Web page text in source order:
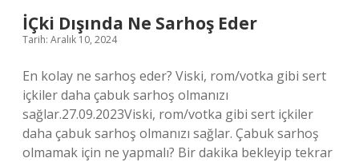
İÇki Dışında Ne Sarhoş Eder
Tarih: Aralık 10, 2024
En kolay ne sarhoş eder? Viski, rom/votka gibi sert
içkiler daha çabuk sarhoş olmanızı
sağlar.27.09.2023Viski, rom/votka gibi sert içkiler
daha çabuk sarhoş olmanızı sağlar. Çabuk sarhoş
olmamak için ne yapmalı? Bir dakika bekleyip tekrar